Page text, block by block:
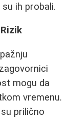
ih probali.
mogu da
vremenu.
prilično